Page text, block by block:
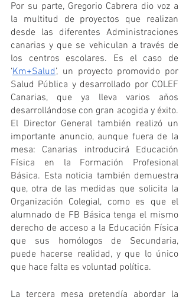
Por su parte, Gregorio Cabrera dio voz a
la multitud de proyectos que realizan
desde las diferentes Administraciones
canarias y que se vehiculan a través de
los centros escolares. Es el caso de
‘Km+Salud’, un proyecto promovido por
Salud Pública y desarrollado por COLEF
Canarias, que ya lleva varios años
desarrollándose con gran acogida y éxito.
El Director General también realizó un
importante anuncio, aunque fuera de la
mesa: Canarias introducirá Educación
Física en la Formación Profesional
Básica. Esta noticia también demuestra
que, otra de las medidas que solicita la
Organización Colegial, como es que el
alumnado de FB Básica tenga el mismo
derecho de acceso a la Educación Física
que sus homólogos de Secundaria,
puede hacerse realidad, y que lo único
que hace falta es voluntad política.